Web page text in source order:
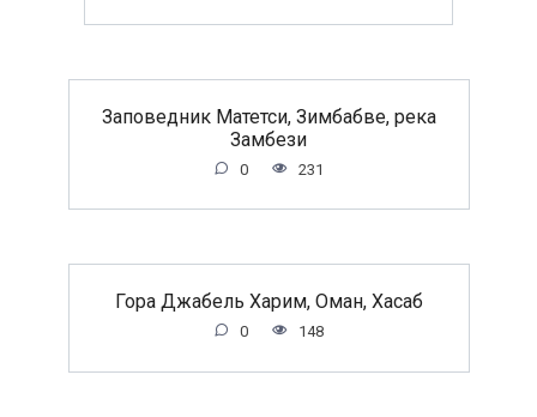
Заповедник Матетси, Зимбабве, река
Замбези
0 231
Гора Джабель Харим, Оман, Хасаб
0 148